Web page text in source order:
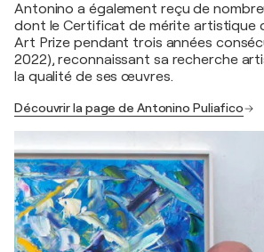
Antonino a également reçu de
dont le Certificat de mérite artistique
Art Prize pendant trois années
2022), reconnaissant sa recherche
la qualité de ses œuvres.
Découvrir la page de Antonino Puliafico